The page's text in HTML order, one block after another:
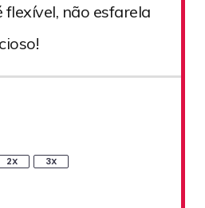
flexível, não esfarela
2X 3X